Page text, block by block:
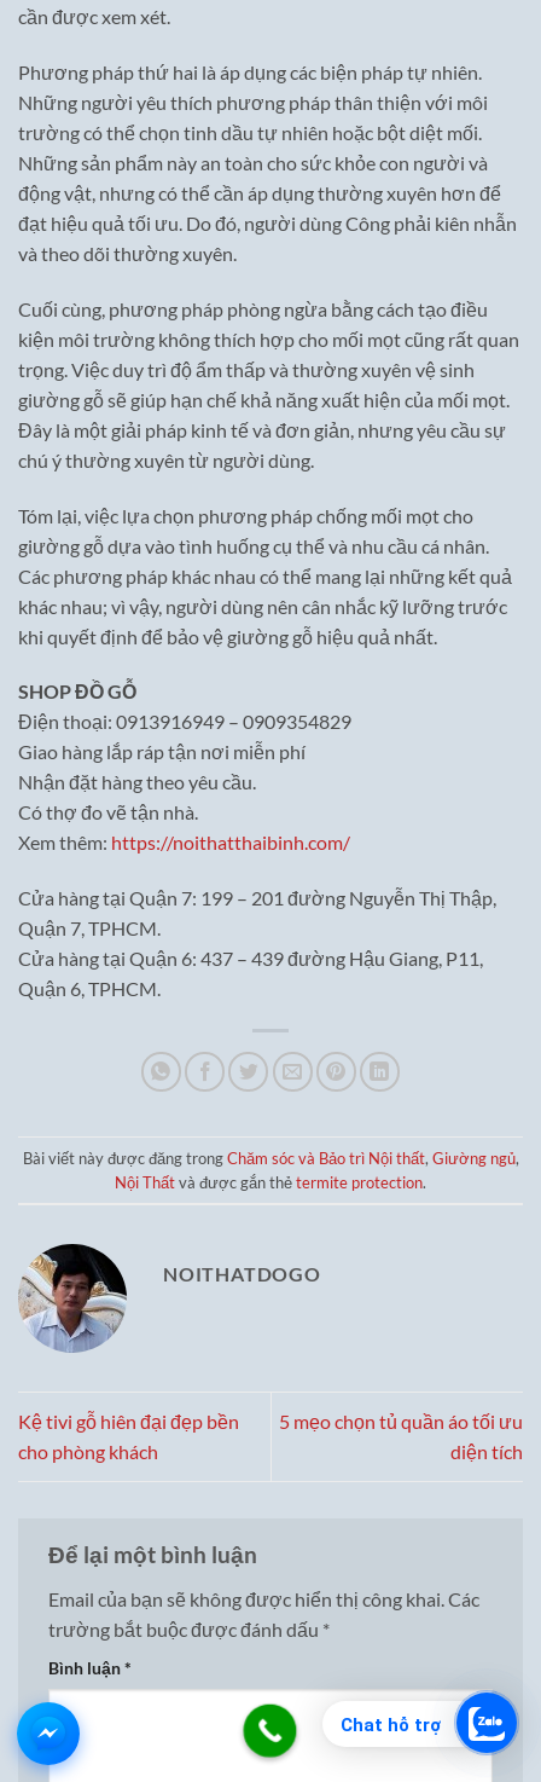
Chat hỗ trợ
cần được xem xét.
Phương pháp thứ hai là áp dụng các biện pháp tự nhiên.
Những người yêu thích phương pháp thân thiện với môi
trường có thể chọn tinh dầu tự nhiên hoặc bột diệt mối.
Những sản phẩm này an toàn cho sức khỏe con người và
động vật, nhưng có thể cần áp dụng thường xuyên hơn để
đạt hiệu quả tối ưu. Do đó, người dùng Công phải kiên nhẫn
và theo dõi thường xuyên.
Cuối cùng, phương pháp phòng ngừa bằng cách tạo điều
kiện môi trường không thích hợp cho mối mọt cũng rất quan
trọng. Việc duy trì độ ẩm thấp và thường xuyên vệ sinh
giường gỗ sẽ giúp hạn chế khả năng xuất hiện của mối mọt.
Đây là một giải pháp kinh tế và đơn giản, nhưng yêu cầu sự
chú ý thường xuyên từ người dùng.
Tóm lại, việc lựa chọn phương pháp chống mối mọt cho
giường gỗ dựa vào tình huống cụ thể và nhu cầu cá nhân.
Các phương pháp khác nhau có thể mang lại những kết quả
khác nhau; vì vậy, người dùng nên cân nhắc kỹ lưỡng trước
khi quyết định để bảo vệ giường gỗ hiệu quả nhất.
SHOP ĐỒ GỖ
Điện thoại: 0913916949 – 0909354829
Giao hàng lắp ráp tận nơi miễn phí
Nhận đặt hàng theo yêu cầu.
Có thợ đo vẽ tận nhà.
Xem thêm: https://noithatthaibinh.com/
Cửa hàng tại Quận 7: 199 – 201 đường Nguyễn Thị Thập,
Quận 7, TPHCM.
Cửa hàng tại Quận 6: 437 – 439 đường Hậu Giang, P11,
Quận 6, TPHCM.
Bài viết này được đăng trongChăm sóc và Bảo trì Nội thất, Giường ngủ,
Nội Thấtvà được gắn thẻtermite protection.
NOITHATDOGO
Kệ tivi gỗ hiên đại đẹp bền
cho phòng khách
5 mẹo chọn tủ quần áo tối ưu
diện tích
Để lại một bình luận
Email của bạn sẽ không được hiển thị công khai.Các
trường bắt buộc được đánh dấu *
Bình luận*